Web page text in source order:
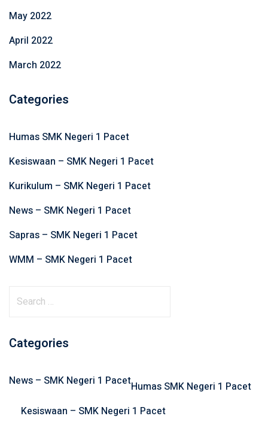
May 2022
April 2022
March 2022
Categories
Humas SMK Negeri 1 Pacet
Kesiswaan – SMK Negeri 1 Pacet
Kurikulum – SMK Negeri 1 Pacet
News – SMK Negeri 1 Pacet
Sapras – SMK Negeri 1 Pacet
WMM – SMK Negeri 1 Pacet
r
f
Categories
News – SMK Negeri 1 PacetHumas SMK Negeri 1 Pacet
Kesiswaan – SMK Negeri 1 Pacet